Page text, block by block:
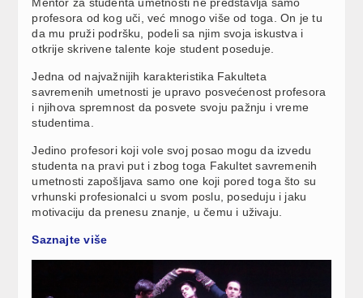
profesora od kog uči, već mnogo više od toga. On je tu
da mu pruži podršku, podeli sa njim svoja iskustva i
otkrije skrivene talente koje student poseduje.
Jedna od najvažnijih karakteristika Fakulteta
savremenih umetnosti je upravo posvećenost profesora
i njihova spremnost da posvete svoju pažnju i vreme
studentima.
Jedino profesori koji vole svoj posao mogu da izvedu
studenta na pravi put i zbog toga Fakultet savremenih
umetnosti zapošljava samo one koji pored toga što su
vrhunski profesionalci u svom poslu, poseduju i jaku
motivaciju da prenesu znanje, u čemu i uživaju.
Saznajte više